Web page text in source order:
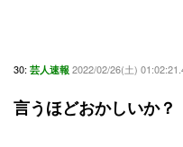
30: 芸人速報 2022/02/26(土)
言うほどおかしいか？